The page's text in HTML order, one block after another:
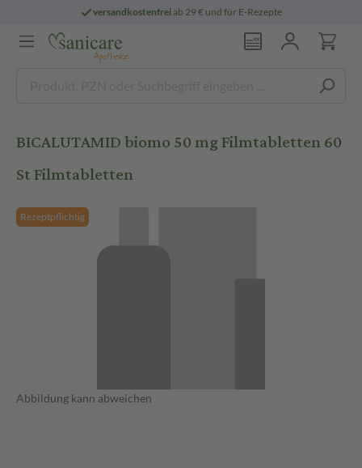
versandkostenfreiab 29 € und für E-Rezepte
BICALUTAMID biomo 50 mg Filmtabletten 60
St Filmtabletten
Rezeptpflichtig
Abbildung kann abweichen